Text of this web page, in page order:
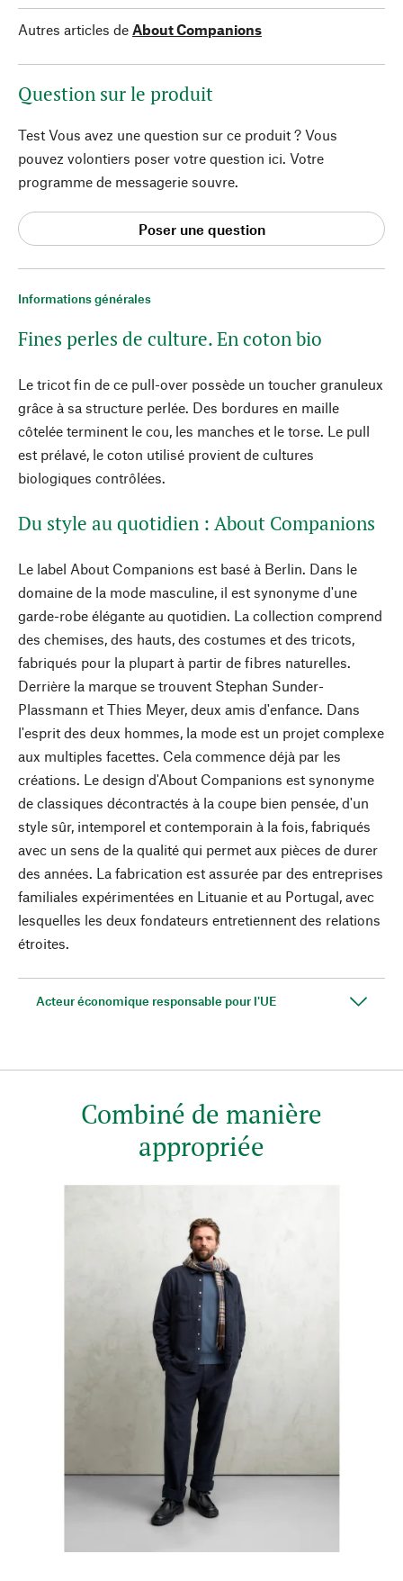
Informations générales
Fines perles de culture. En coton bio
Le tricot fin de ce pull-over possède un toucher granuleux
grâce à sa structure perlée. Des bordures en maille
côtelée terminent le cou, les manches et le torse. Le pull
est prélavé, le coton utilisé provient de cultures
biologiques contrôlées.
Du style au quotidien : About Companions
Le label About Companions est basé à Berlin. Dans le
domaine de la mode masculine, il est synonyme d'une
garde-robe élégante au quotidien. La collection comprend
des chemises, des hauts, des costumes et des tricots,
fabriqués pour la plupart à partir de fibres naturelles.
Derrière la marque se trouvent Stephan Sunder-
Plassmann et Thies Meyer, deux amis d'enfance. Dans
l'esprit des deux hommes, la mode est un projet complexe
aux multiples facettes. Cela commence déjà par les
créations. Le design d'About Companions est synonyme
de classiques décontractés à la coupe bien pensée, d'un
style sûr, intemporel et contemporain à la fois, fabriqués
avec un sens de la qualité qui permet aux pièces de durer
des années. La fabrication est assurée par des entreprises
familiales expérimentées en Lituanie et au Portugal, avec
lesquelles les deux fondateurs entretiennent des relations
étroites.
Acteur économique responsable pour l'UE
Autres articles de About Companions
Question sur le produit
Test Vous avez une question sur ce produit ? Vous
pouvez volontiers poser votre question ici. Votre
programme de messagerie souvre.
Poser une question
Combiné de manière
appropriée